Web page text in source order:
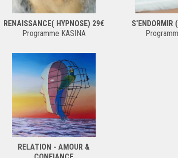
RENAISSANCE( HYPNOSE) 29€
Programme KASINA
S'ENDORMIR
RELATION - AMOUR &